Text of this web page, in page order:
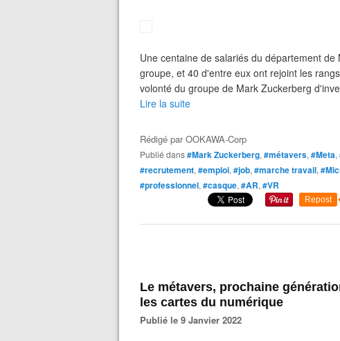
Une centaine de salariés du département
groupe, et 40 d'entre eux ont rejoint les
volonté du groupe de Mark Zuckerberg
Lire la suite
Rédigé parOOKAWA-Corp
Publié dans#Mark Zuckerberg, #métavers, #Meta,
#recrutement, #emploi, #job, #marche travail,
#professionnel, #casque, #AR, #VR
Repost
Le métavers, prochaine
les cartes du numérique
Publié le 9 Janvier 2022